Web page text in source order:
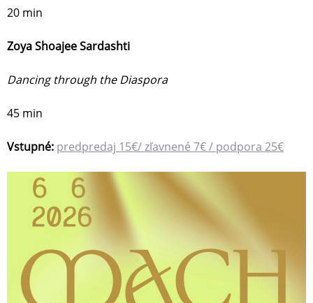
20 min
Zoya Shoajee Sardashti
Dancing through the Diaspora
45 min
Vstupné: predpredaj 15€/ zľavnené 7€ / podpora 25€